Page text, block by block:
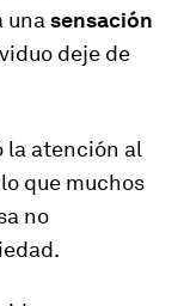
una sensación
deje de
la atención al
que muchos
no